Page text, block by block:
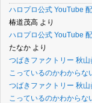
ハロプロ公式 YouTube
椿道茂高 より
ハロプロ公式 YouTube
たなか より
つばきファクトリー 秋
こっているのかわから
つばきファクトリー 秋
こっているのかわから